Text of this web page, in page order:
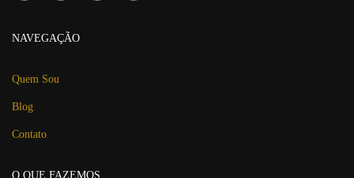
NAVEGAÇÃO
Quem Sou
Blog
Contato
O QUE FAZEMOS